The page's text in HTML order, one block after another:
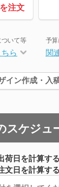
注文
いて等
ら
予
関
イン作成・入
スケジュ
荷日を計算する
文日を計算する